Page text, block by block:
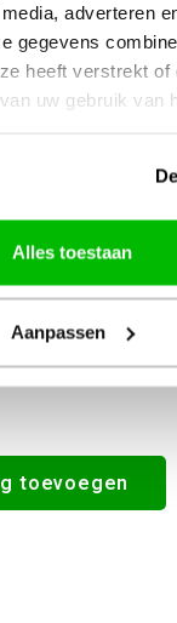
adverteren
gegevens
heeft verstrekt of
uw gebruik van
Alles toestaan
Aanpassen
toevoegen